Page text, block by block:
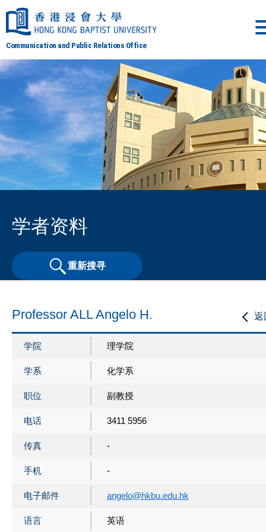
Communication and Public Relations Office
学者资料
重新搜寻
返
Professor ALL Angelo H.
学院 理学院
学系 化学系
职位 副教授
电话 3411 5956
传真 -
手机 -
电子邮件 angelo@hkbu.edu.hk
语言 英语